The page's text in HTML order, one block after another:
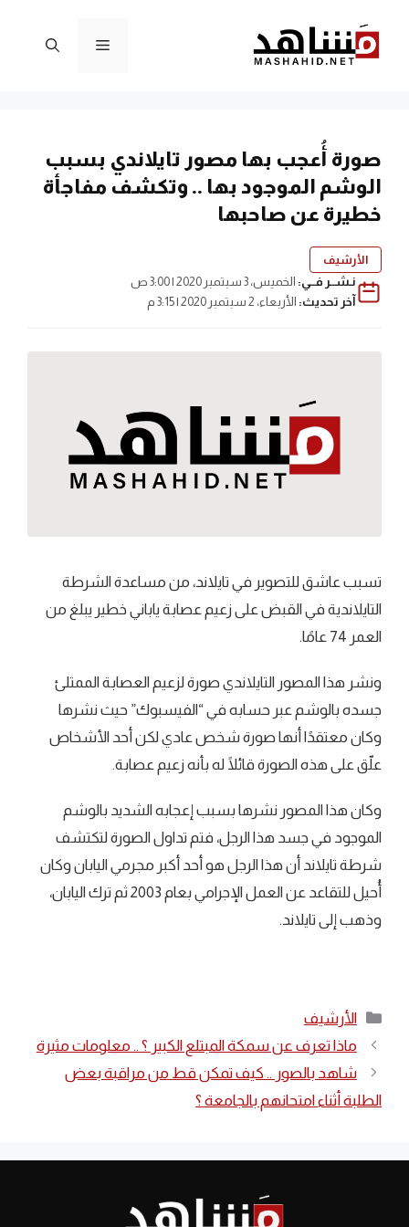
المحتوى
القائمة
صورة أُعجب بها مصور تايلاندي بسبب
الوشم الموجود بها .. وتكشف مفاجأة
خطيرة عن صاحبها
الأرشيف
نـشــر فــي: الخميس، 3 سبتمبر 2020 | 3:00 ص
آخر تحديث: الأربعاء، 2 سبتمبر 2020 | 3:15 م
تسبب عاشق للتصوير في تايلاند، من مساعدة الشرطة
التايلاندية في القبض على زعيم عصابة ياباني خطير يبلغ من
العمر 74 عامًا.
ونشر هذا المصور التايلاندي صورة لزعيم العصابة الممتلئ
جسده بالوشم عبر حسابه في “الفيسبوك” حيث نشرها
وكان معتقدًا أنها صورة شخص عادي لكن أحد الأشخاص
علّق على هذه الصورة قائلًا له بأنه زعيم عصابة.
وكان هذا المصور نشرها بسبب إعجابه الشديد بالوشم
الموجود في جسد هذا الرجل، فتم تداول الصورة لتكتشف
شرطة تايلاند أن هذا الرجل هو أحد أكبر مجرمي اليابان وكان
أُحيل للتقاعد عن العمل الإجرامي بعام 2003 ثم ترك اليابان،
وذهب إلى تايلاند.
التصنيفات
الأرشيف
ماذا تعرف عن سمكة المبتلع الكبير ؟ .. معلومات مثيرة
شاهد بالصور .. كيف تمكن قط من مراقبة بعض
الطلبة أثناء امتحانهم بالجامعة ؟